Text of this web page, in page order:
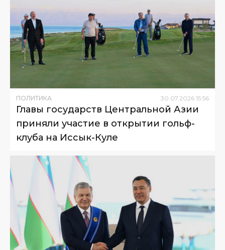
ПОЛИТИКА 30.07.2026 15:56
Главы государств Центральной Азии
приняли участие в открытии гольф-
клуба на Иссык-Куле